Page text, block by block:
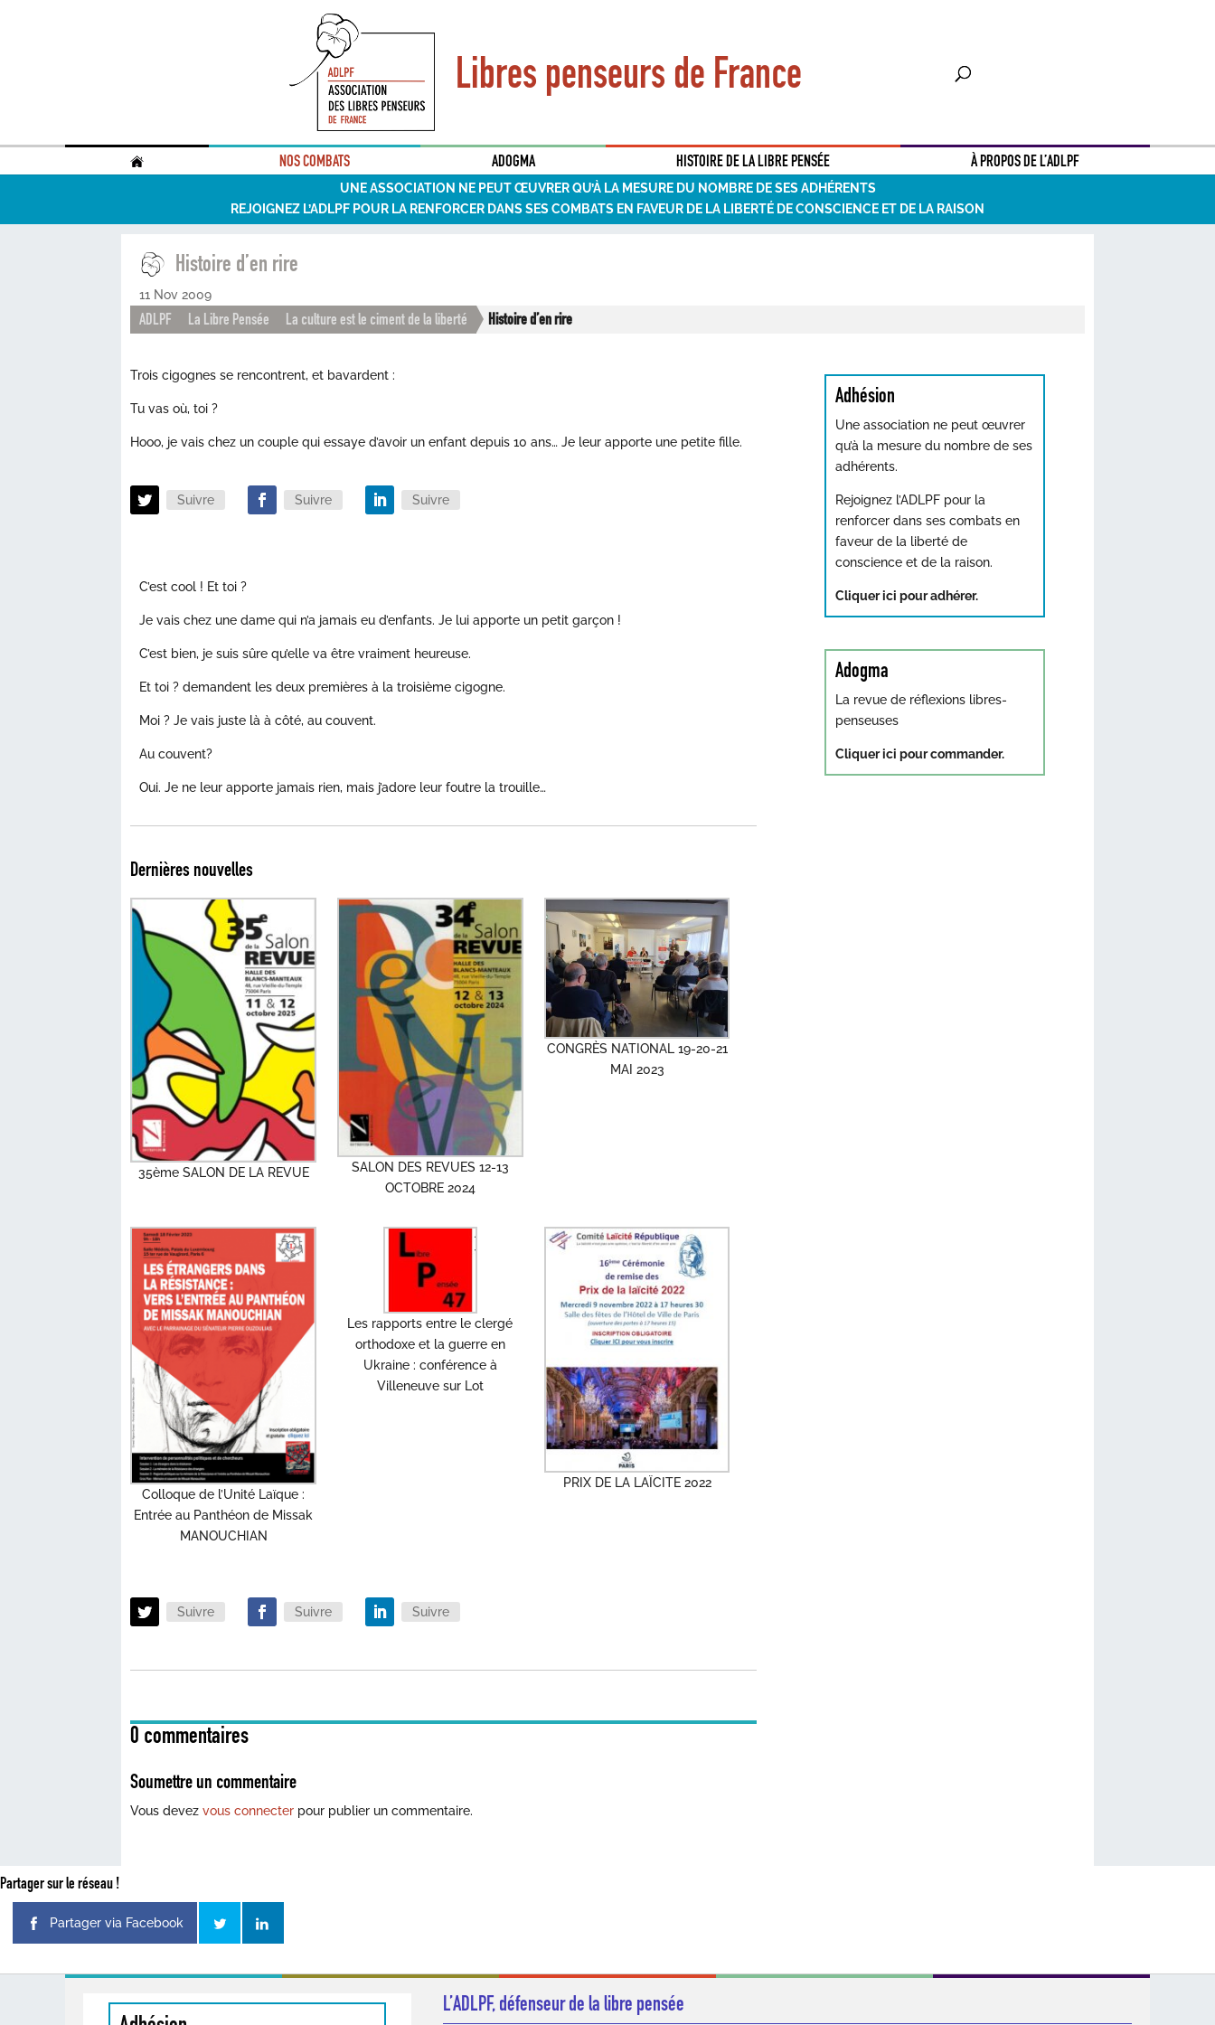
Libres penseurs de France
. NOS COMBATS ADOGMA HISTOIRE DE LA LIBRE PENSÉE À PROPOS DE L’ADLPF
UNE ASSOCIATION NE PEUT ŒUVRER QU’À LA MESURE DU NOMBRE DE SES ADHÉRENTS
REJOIGNEZ L’ADLPF POUR LA RENFORCER DANS SES COMBATS EN FAVEUR DE LA LIBERTÉ DE CONSCIENCE ET DE LA RAISON
Histoire d’en rire
11 Nov 2009
ADLPF La Libre Pensée La culture est le ciment de la liberté Histoire d’en rire
Trois cigognes se rencontrent, et bavardent :
Tu vas où, toi ?
Hooo, je vais chez un couple qui essaye d’avoir un enfant depuis 10 ans… Je leur apporte une petite fille.
Suivre Suivre Suivre
C’est cool ! Et toi ?
Je vais chez une dame qui n’a jamais eu d’enfants. Je lui apporte un petit garçon !
C’est bien, je suis sûre qu’elle va être vraiment heureuse.
Et toi ? demandent les deux premières à la troisième cigogne.
Moi ? Je vais juste là à côté, au couvent.
Au couvent?
Oui. Je ne leur apporte jamais rien, mais j’adore leur foutre la trouille…
Dernières nouvelles
35ème SALON DE LA REVUE
SALON DES REVUES 12-13
OCTOBRE 2024
CONGRÈS NATIONAL 19-20-21
MAI 2023
Colloque de l’Unité Laïque :
Entrée au Panthéon de Missak
MANOUCHIAN
Les rapports entre le clergé
orthodoxe et la guerre en
Ukraine : conférence à
Villeneuve sur Lot
PRIX DE LA LAÏCITE 2022
Suivre Suivre Suivre
0 commentaires
Soumettre un commentaire
Vous devezvous connecter pour publier un commentaire.
Adhésion
Une association ne peut œuvrer
qu’à la mesure du nombre de ses
adhérents.
Rejoignez l’ADLPF pour la
renforcer dans ses combats en
faveur de la liberté de
conscience et de la raison.
Cliquer ici pour adhérer.
Adogma
La revue de réflexions libres-
penseuses
Cliquer ici pour commander.
Partager sur le réseau !
Partager via Facebook
L’ADLPF, défenseur de la libre pensée